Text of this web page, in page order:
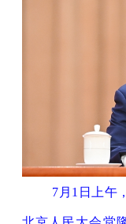
7月1日上午